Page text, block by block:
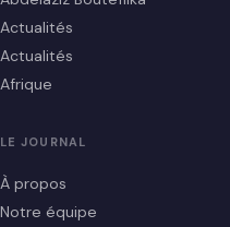
Actualités
Actualités
Afrique
LE JOURNAL
À propos
Notre équipe